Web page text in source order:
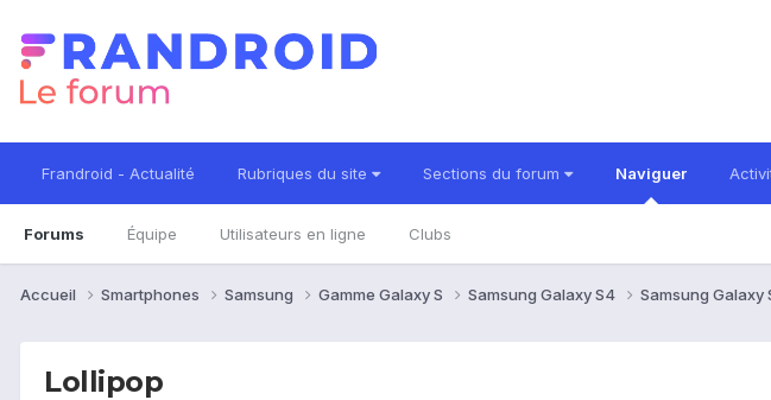
Frandroid - Actualité Rubriques du site Sections du forum Naviguer
Forums Équipe Utilisateurs en ligne Clubs
Accueil Smartphones Samsung Gamme Galaxy S Samsung Galaxy S4 Samsung Galaxy
Lollipop